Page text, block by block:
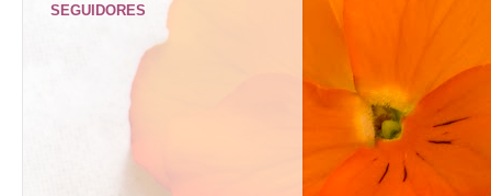
SEGUIDORES